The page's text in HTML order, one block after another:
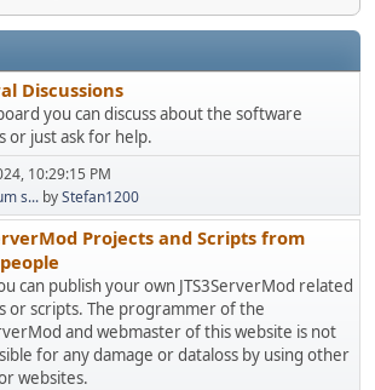
Discussions
you can discuss about the software
or just ask for help.
10:29:15 PM
s... byStefan1200
Projects and Scripts from
can publish your own JTS3ServerMod related
or scripts. The programmer of the
and webmaster of this website is not
for any damage or dataloss by using other
websites.